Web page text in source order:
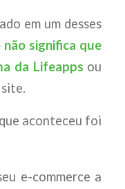
em um desses
não significa que
da Lifeapps ou
aconteceu foi
e-commerce a